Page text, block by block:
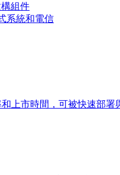
組件
系統和電信
上市時間，可被快速部署